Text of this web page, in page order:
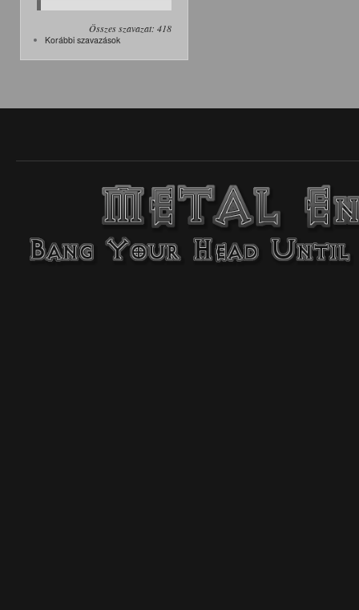
Összes szavazat: 418
Korábbi szavazások